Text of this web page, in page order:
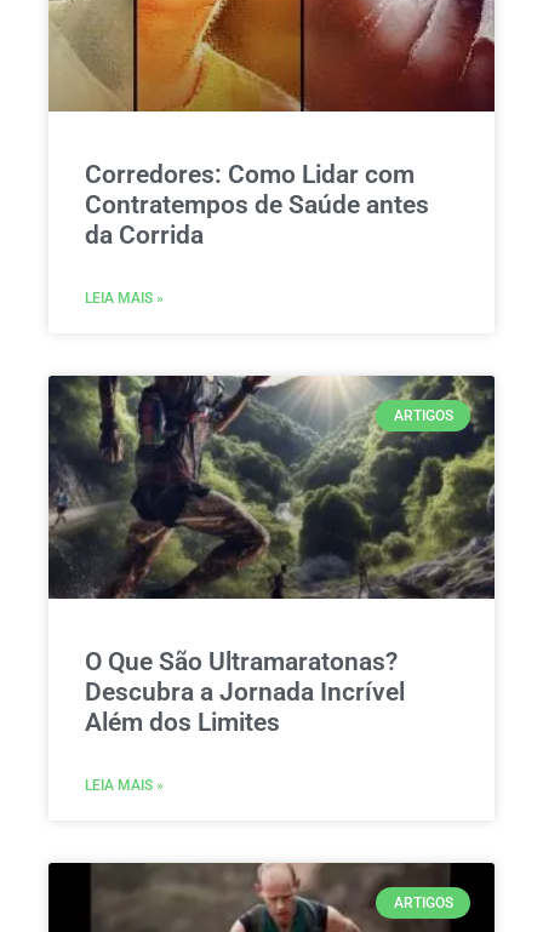
Corredores: Como Lidar com
Contratempos de Saúde antes
da Corrida
LEIA MAIS »
ARTIGOS
O Que São Ultramaratonas?
Descubra a Jornada Incrível
Além dos Limites
LEIA MAIS »
ARTIGOS